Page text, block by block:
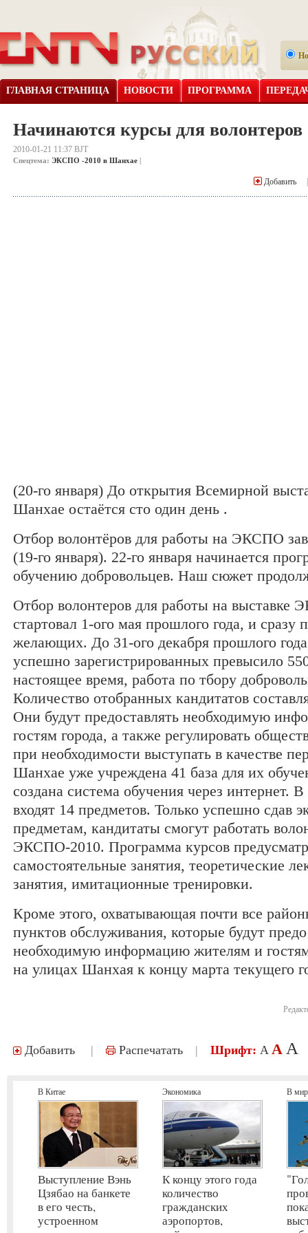
ГЛАВНАЯ СТРАНИЦА НОВОСТИ ПРОГРАММА
Начинаются курсы для
2010-01-21 11:37 BJT
Спецтема: ЭКСПО -2010 в Шанхае |
Добавить
(20-го января) До открытия Всемирной
Шанхае остаётся сто один день .
Отбор волонтёров для работы на ЭКСПО
(19-го января). 22-го января начинается
обучению добровольцев. Наш сюжет
Отбор волонтеров для работы на выставке
стартовал 1-ого мая прошлого года, и сразу
желающих. До 31-ого декабря прошлого
успешно зарегистрированных превысило
настоящее время, работа по тбору
Количество отобранных кандитатов
Они будут предоставлять необходимую
гостям города, а также регулировать
при необходимости выступать в качестве
Шанхае уже учреждена 41 база для их
создана система обучения через интернет.
входят 14 предметов. Только успешно сдав
предметам, кандитаты смогут работать
ЭКСПО-2010. Программа курсов
самостоятельные занятия, теоретические
занятия, имитационные тренировки.
Кроме этого, охватывающая почти все
пунктов обслуживания, которые будут
необходимую информацию жителям и гостям
на улицах Шанхая к концу марта текущего
Добавить | Распечатать | Шрифт: A A A
В Китае
Выступление Вэнь
Цзябао на банкете
в его честь,
устроенном
Экономика
К концу этого года
количество
гражданских
аэропортов,
В